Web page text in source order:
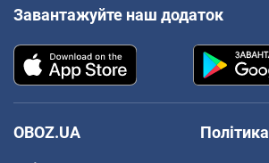
Завантажуйте наш додаток
OBOZ.UA
Політика